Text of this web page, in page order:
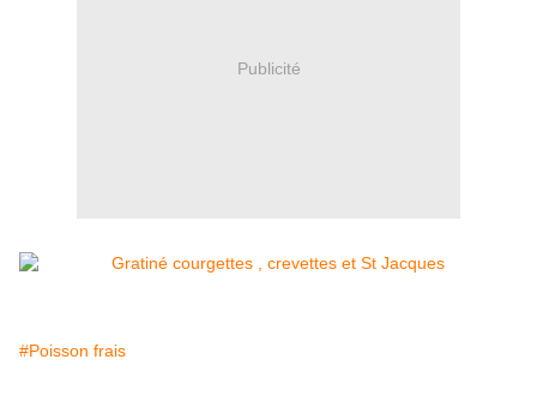
Publicité
#Poisson frais